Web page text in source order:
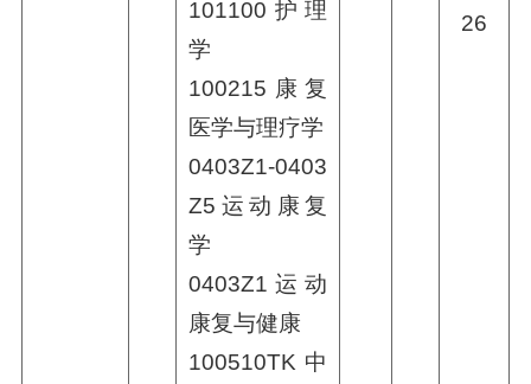
26
101100护理
学
100215康复
医学与理疗学
0403Z1-0403
Z5运动康复
学
0403Z1运动
康复与健康
100510TK中